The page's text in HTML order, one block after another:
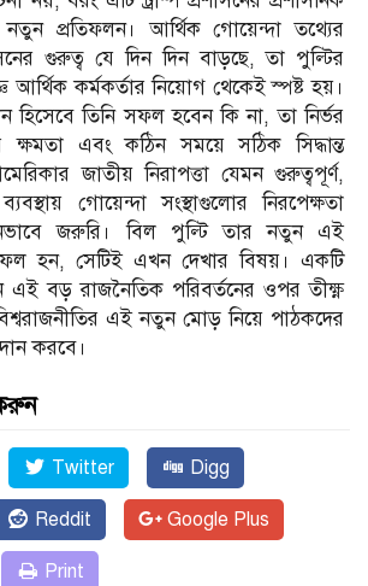
নতুন প্রতিফলন। আর্থিক গোয়েন্দা তথ্যের
গুরুত্ব যে দিন দিন বাড়ছে, তা পুল্টির
কর্মকর্তার নিয়োগ থেকেই স্পষ্ট হয়।
হিসেবে তিনি সফল হবেন কি না, তা নির্ভর
এবং কঠিন সময়ে সঠিক সিদ্ধান্ত
জাতীয় নিরাপত্তা যেমন গুরুত্বপূর্ণ,
গোয়েন্দা সংস্থাগুলোর নিরপেক্ষতা
জরুরি। বিল পুল্টি তার নতুন এই
হন, সেটিই এখন দেখার বিষয়। একটি
এই বড় রাজনৈতিক পরিবর্তনের ওপর তীক্ষ্ণ
এই নতুন মোড় নিয়ে পাঠকদের
করবে।
Twitter Digg
Reddit Google Plus
Print